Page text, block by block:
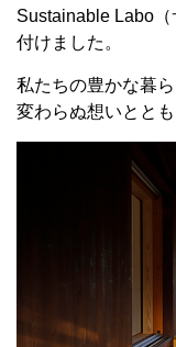
Sustainable Labo
付けました。
私たちの豊かな暮
変わらぬ想いとと